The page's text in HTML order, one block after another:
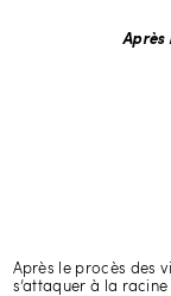
Après
Après le procès des
s’attaquer à la